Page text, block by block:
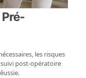
les risques
post-opératoire